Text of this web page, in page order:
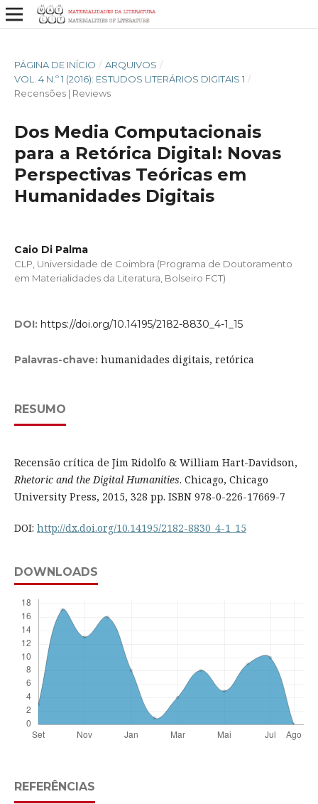
PÁGINA DE INÍCIO / ARQUIVOS /
VOL. 4 N.º 1 (2016): ESTUDOS LITERÁRIOS DIGITAIS 1 /
Recensões | Reviews
Dos Media Computacionais
para a Retórica Digital: Novas
Perspectivas Teóricas em
Humanidades Digitais
Caio Di Palma
CLP, Universidade de Coimbra (Programa de Doutoramento
em Materialidades da Literatura, Bolseiro FCT)
DOI: https://doi.org/10.14195/2182-8830_4-1_15
Palavras-chave: humanidades digitais, retórica
RESUMO
Recensão crítica de Jim Ridolfo & William Hart-Davidson,
Rhetoric and the Digital Humanities. Chicago, Chicago
University Press, 2015, 328 pp. ISBN 978-0-226-17669-7
DOI: http://dx.doi.org/10.14195/2182-8830_4-1_15
DOWNLOADS
REFERÊNCIAS